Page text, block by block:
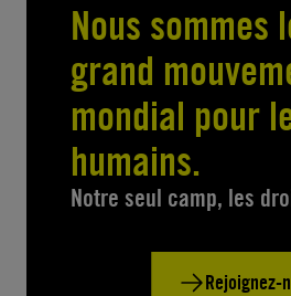
Nous sommes
grand
mondial pour
humains.
Notre seul camp, les
Rejoignez-